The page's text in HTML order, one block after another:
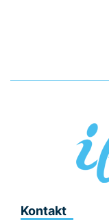
Kontakt